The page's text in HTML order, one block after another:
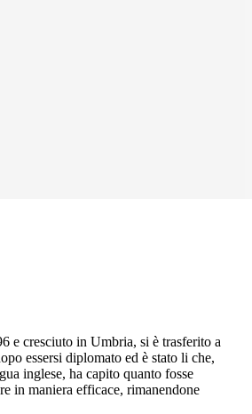
e cresciuto in Umbria, si è trasferito a
essersi diplomato ed è stato li che,
inglese, ha capito quanto fosse
in maniera efficace, rimanendone